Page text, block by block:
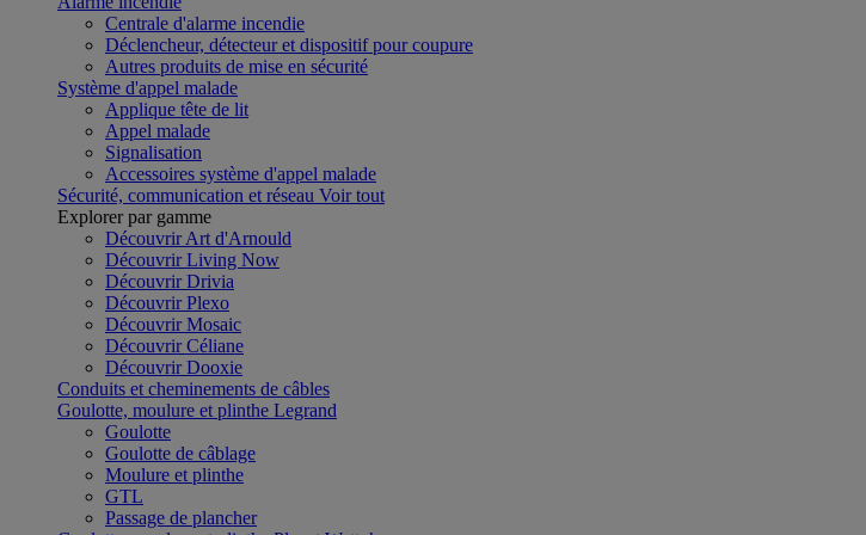
Centrale d'alarme incendie
Déclencheur, détecteur et dispositif pour coupure
Autres produits de mise en sécurité
Système d'appel malade
Applique tête de lit
Appel malade
Signalisation
Accessoires système d'appel malade
Sécurité, communication et réseau Voir tout
Explorer par gamme
Découvrir Art d'Arnould
Découvrir Living Now
Découvrir Drivia
Découvrir Plexo
Découvrir Mosaic
Découvrir Céliane
Découvrir Dooxie
Conduits et cheminements de câbles
Goulotte, moulure et plinthe Legrand
Goulotte
Goulotte de câblage
Moulure et plinthe
GTL
Passage de plancher